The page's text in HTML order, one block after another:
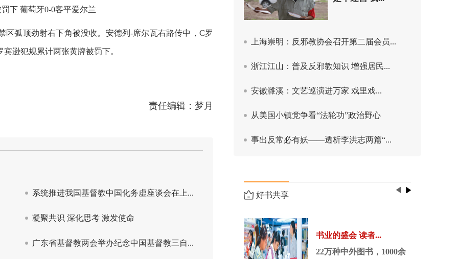
弧顶劲射右下角被没收。安德列-席尔瓦右路传中，C罗
逊犯规累计两张黄牌被罚下。
责任编辑：梦月